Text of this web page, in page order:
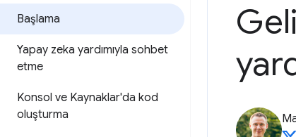
Başlama
Yapay zeka yardımıyla sohbet
etme
Konsol ve Kaynaklar'da kod
oluşturma